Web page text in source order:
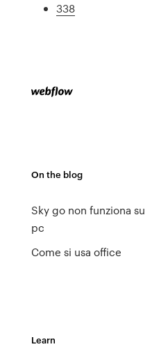
338
On the blog
Sky go non funziona su
pc
Come si usa office
Learn